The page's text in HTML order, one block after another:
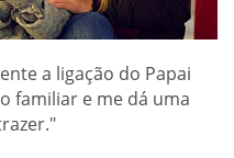
a ligação do Papai
familiar e me dá uma